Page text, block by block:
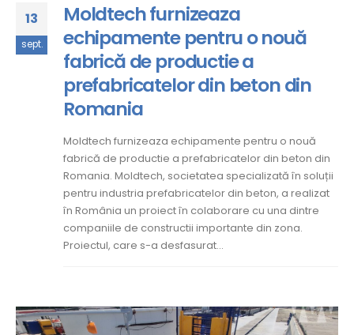
13
sept.
Moldtech furnizeaza
echipamente pentru o nouă
fabrică de productie a
prefabricatelor din beton din
Romania
Moldtech furnizeaza echipamente pentru o nouă
fabrică de productie a prefabricatelor din beton din
Romania. Moldtech, societatea specializată în soluții
pentru industria prefabricatelor din beton, a realizat
în România un proiect în colaborare cu una dintre
companiile de constructii importante din zona.
Proiectul, care s-a desfasurat...